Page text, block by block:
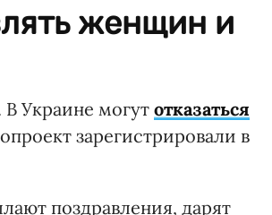
женщин и
Украине могут отказаться
зарегистрировали в
поздравления, дарят